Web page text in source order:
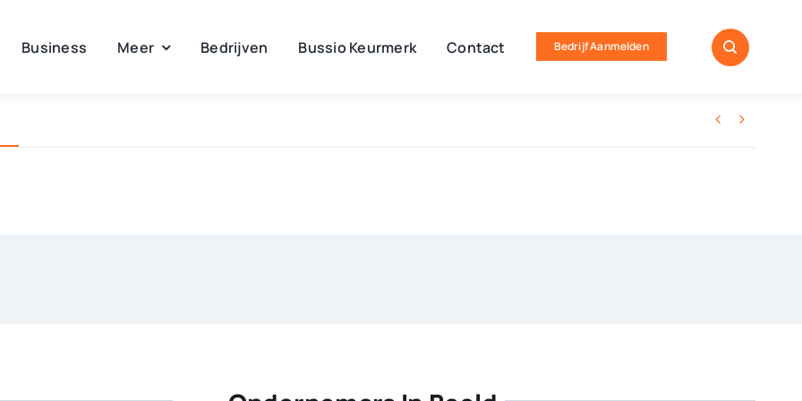
Business Meer Bedrijven Bussio Keurmerk Contact Bedrijf Aanmelden
 